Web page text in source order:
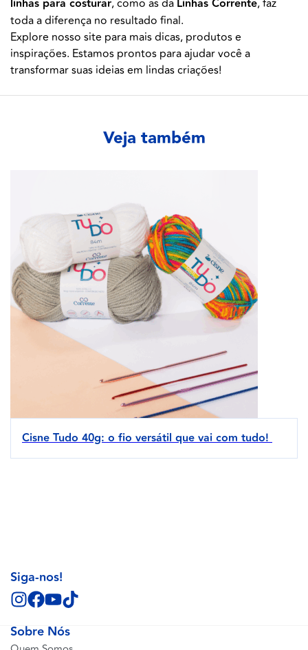
linhas para costurar Linhas Corrente
toda a diferença no resultado final.
Explore nosso site para mais dicas, produtos e
inspirações. Estamos prontos para ajudar você a
transformar suas ideias em lindas criações!
Veja também
Cisne Tudo 40g: o fio versátil que vai com tudo!
Sobre Nós
Siga-nos!